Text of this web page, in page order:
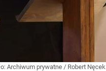
Archiwum prywatne / Robert Nęcek